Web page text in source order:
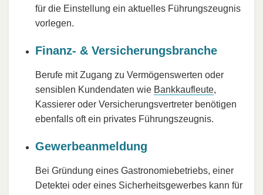
für die Einstellung ein aktuelles Führungszeugnis
vorlegen.​
Finanz- & Versicherungsbranche
Berufe mit Zugang zu Vermögenswerten oder
sensiblen Kundendaten wie Bankkaufleute,
Kassierer oder Versicherungsvertreter benötigen
ebenfalls oft ein privates Führungszeugnis.​
Gewerbeanmeldung
Bei Gründung eines Gastronomiebetriebs, einer
Detektei oder eines Sicherheitsgewerbes kann für